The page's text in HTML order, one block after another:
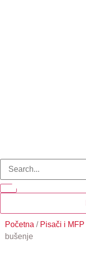
Početna / Pisači i MFP
bušenje